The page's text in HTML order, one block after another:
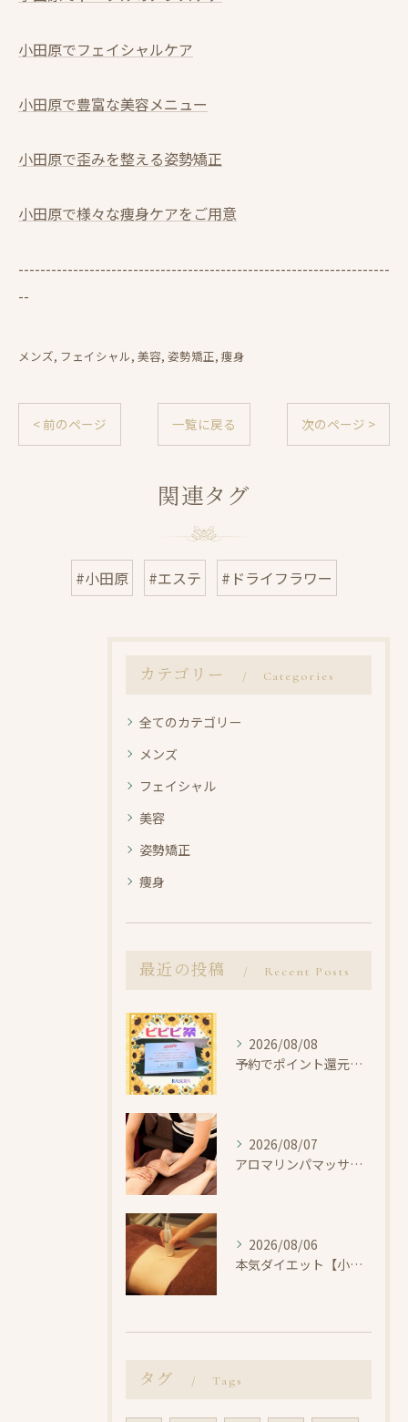
小田原でフェイシャルケア
小田原で豊富な美容メニュー
小田原で歪みを整える姿勢矯正
小田原で様々な痩身ケアをご用意
--------------------------------------------------------------------
--
メンズ フェイシャル 美容 姿勢矯正 痩身
< 前のページ 一覧に戻る 次のページ >
関連タグ
#小田原 #エステ #ドライフラワー
カテゴリー Categories
全てのカテゴリー
メンズ
フェイシャル
美容
姿勢矯正
痩身
最近の投稿 Recent Posts
2026/08/08
予約でポイント還元！ビビビ祭【小田原・エステ・リラク】
2026/08/07
アロマリンパマッサージで整えよう【小田原・エステ・リラク】
2026/08/06
本気ダイエット【小田原・エステ・痩身】
タグ Tags